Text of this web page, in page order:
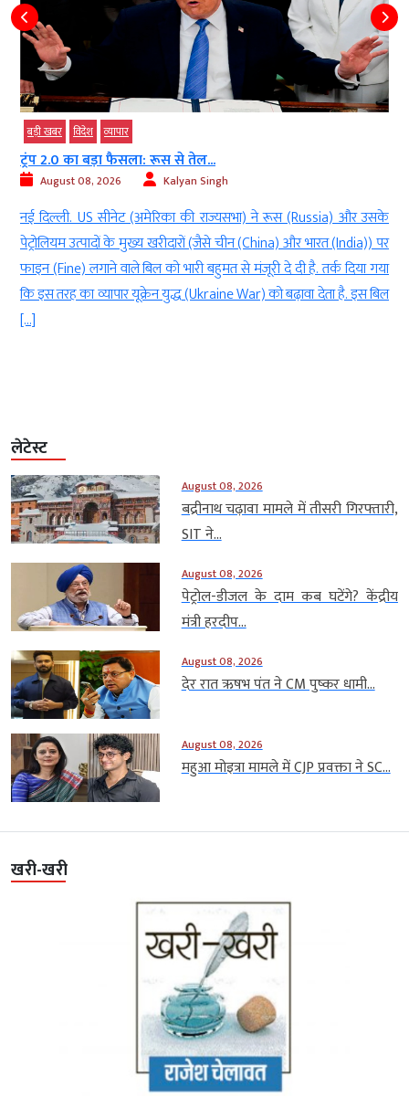
बड़ी खबर विदेश व्‍यापार
ट्रंप 2.0 का बड़ा फैसला: रूस से तेल...
August 08, 2026 Kalyan Singh
नई दिल्ली. US सीनेट (अमेरिका की राज्यसभा) ने रूस (Russia) और उसके
पेट्रोलियम उत्पादों के मुख्य खरीदारों (जैसे चीन (China) और भारत (India)) पर
फाइन (Fine) लगाने वाले बिल को भारी बहुमत से मंजूरी दे दी है. तर्क दिया गया
कि इस तरह का व्यापार यूक्रेन युद्ध (Ukraine War) को बढ़ावा देता है. इस बिल
[…]
लेटेस्ट
August 08, 2026
बद्रीनाथ चढ़ावा मामले में तीसरी गिरफ्तारी,
SIT ने...
August 08, 2026
पेट्रोल-डीजल के दाम कब घटेंगे? केंद्रीय
मंत्री हरदीप...
August 08, 2026
देर रात ऋषभ पंत ने CM पुष्कर धामी...
August 08, 2026
महुआ मोइत्रा मामले में CJP प्रवक्ता ने SC...
खरी-खरी